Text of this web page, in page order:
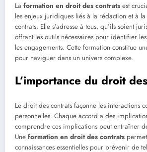
La formation en droit des contrats est
les enjeux juridiques liés à la rédaction et à
contrats. Elle s’adresse à tous, qu’ils soient
offrant les outils nécessaires pour identifier
les engagements. Cette formation constitue
pour naviguer dans un univers complexe.
L’importance du droit
Le droit des contrats façonne les interactions
personnelles. Chaque accord a des
comprendre ces implications peut entraîner
Une formation en droit des contrats
connaissances essentielles pour prévenir de